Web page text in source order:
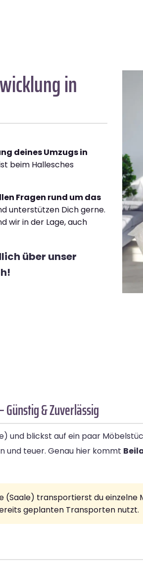
in
deines Umzugs in
beim Hallesches
Fragen rund um das
unterstützen Dich gerne.
wir in der Lage, auch
über unser
& Zuverlässig
und blickst auf ein paar
und teuer. Genau hier kommt
(Saale) transportierst du
geplanten Transporten nutzt.